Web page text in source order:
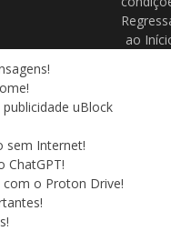
uBlock
sem Internet!
ChatGPT!
o Proton Drive!
ao